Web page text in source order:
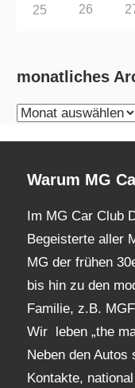
25 26
monatliches
monatliches
Warum MG
Im MG Car Club
Begeisterte aller
MG der frühen
bis hin zu den
Familie, z.B.
Wir leben „the
Neben den Autos
Kontakte,